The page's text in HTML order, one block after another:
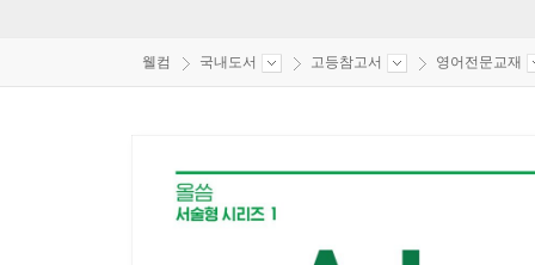
웰컴 국내도서 고등참고서 영어전문교재